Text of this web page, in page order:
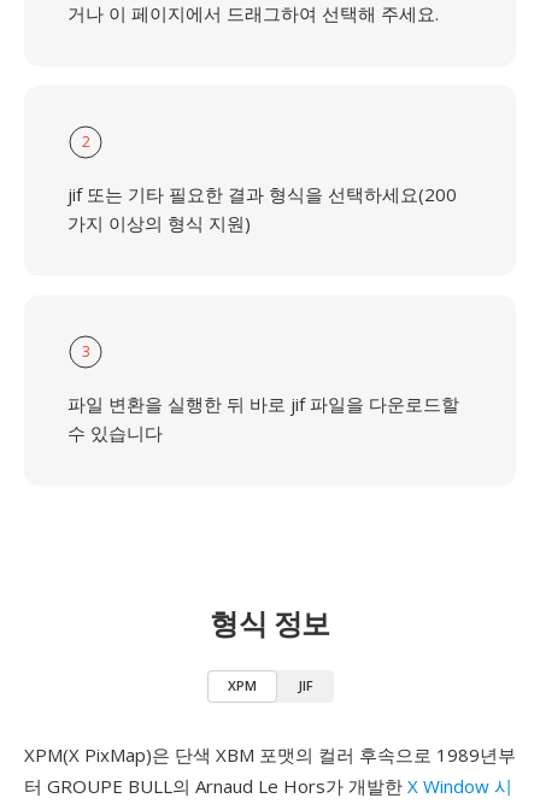
거나 이 페이지에서 드래그하여 선택해 주세요.
2
jif 또는 기타 필요한 결과 형식을 선택하세요(200
가지 이상의 형식 지원)
3
파일 변환을 실행한 뒤 바로 jif 파일을 다운로드할
수 있습니다
형식 정보
XPM JIF
XPM(X PixMap)은 단색 XBM 포맷의 컬러 후속으로 1989년부
터 GROUPE BULL의 Arnaud Le Hors가 개발한 X Window 시